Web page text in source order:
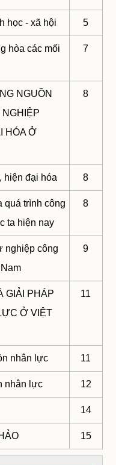
học - xã hội 5
hòa các mối
7
NGUỒN
HÓA Ở
8
hiện đại hóa 8
quá trình công
ta hiện nay
8
nghiệp công
9
GIẢI PHÁP
Ở VIỆT
11
nhân lực 11
nhân lực 12
14
15